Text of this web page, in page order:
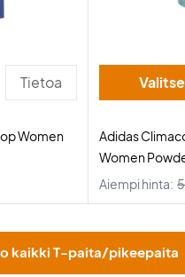
Tietoa
Women
Adidas
Women
Aiempi hinta:
kaikki T-paita/pikeepaita